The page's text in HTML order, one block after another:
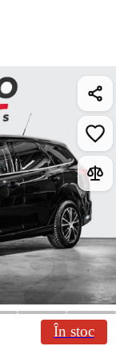
În stoc